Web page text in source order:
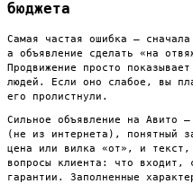
бюджета
Самая частая ошибка —
а объявление сделать «на
Продвижение просто
людей. Если оно слабое, вы
его пролистнули.
Сильное объявление на Авито
(не из интернета), понятный
цена или вилка «от», и текст,
вопросы клиента: что входит,
гарантии. Заполненные